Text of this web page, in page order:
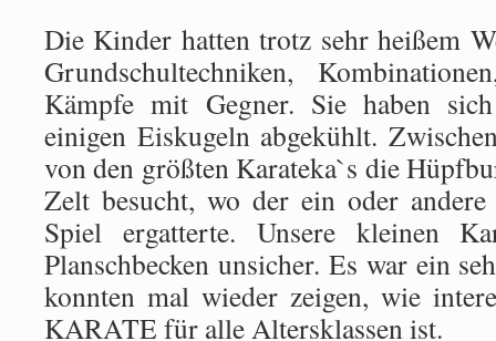
Die Kinder hatten trotz sehr heißem
Grundschultechniken,
Kämpfe mit Gegner. Sie haben
einigen Eiskugeln abgekühlt.
von den größten Karateka`s die
Zelt besucht, wo der ein oder
Spiel ergatterte. Unsere kleinen
Planschbecken unsicher. Es war ein
konnten mal wieder zeigen, wie
KARATE für alle Altersklassen ist.